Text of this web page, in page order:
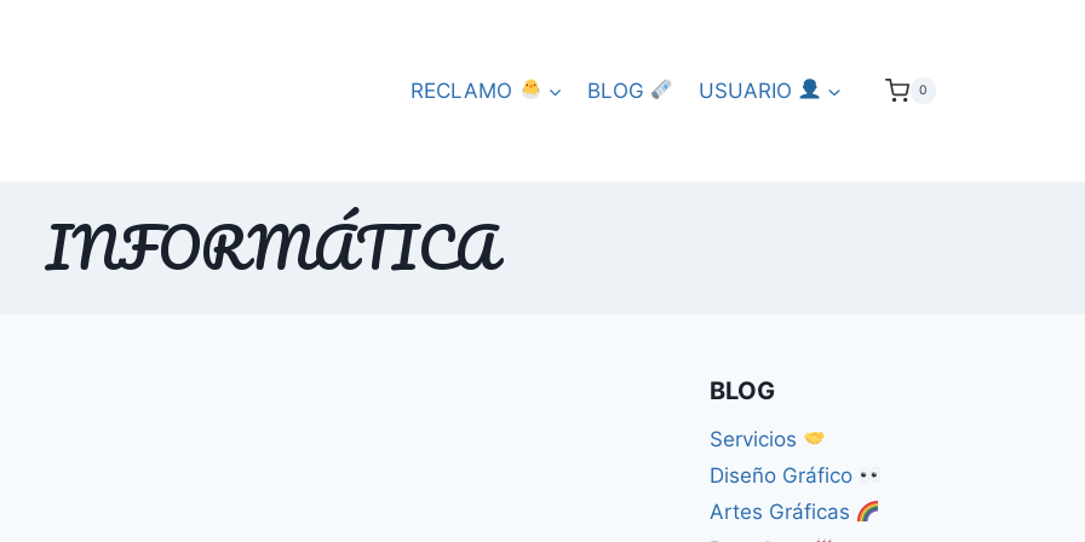
RECLAMO BLOG USUARIO 0
INFORMÁTICA
BLOG
Servicios
Diseño Gráfico
Artes Gráficas